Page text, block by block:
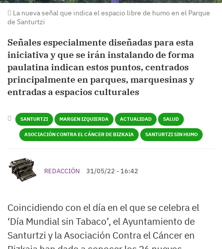
La nueva señal que indica el espacio libre de humo en el Parque
de Santurtzi
Señales especialmente diseñadas para esta
iniciativa y que se irán instalando de forma
paulatina indican estos puntos, centrados
principalmente en parques, marquesinas y
entradas a espacios culturales
SANTURTZI MARGEN IZQUIERDA ACTUALIDAD SALUD
ASOCIACIÓN CONTRA EL CÁNCER DE BIZKAIA SANTURTZI SIN HUMO
REDACCIÓN 31/05/22 - 16:42
Coincidiendo con el día en el que se celebra el
‘Día Mundial sin Tabaco’, el Ayuntamiento de
Santurtzi y la Asociación Contra el Cáncer en